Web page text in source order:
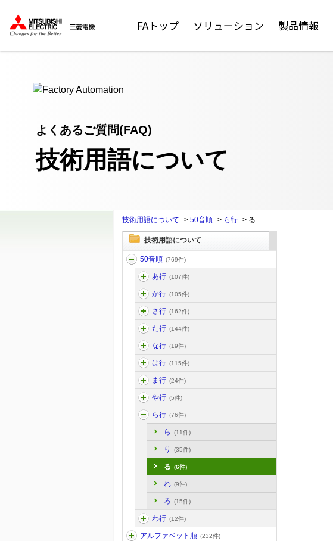
FAトップ ソリューション 製品情報
よくあるご質問(FAQ)
技術用語について
技術用語について > 50音順 > ら行 > る
技術用語について
50音順 (769件)
あ行 (107件)
か行 (105件)
さ行 (162件)
た行 (144件)
な行 (19件)
は行 (115件)
ま行 (24件)
や行 (5件)
ら行 (76件)
ら (11件)
り (35件)
る (6件)
れ (9件)
ろ (15件)
わ行 (12件)
アルファベット順 (232件)